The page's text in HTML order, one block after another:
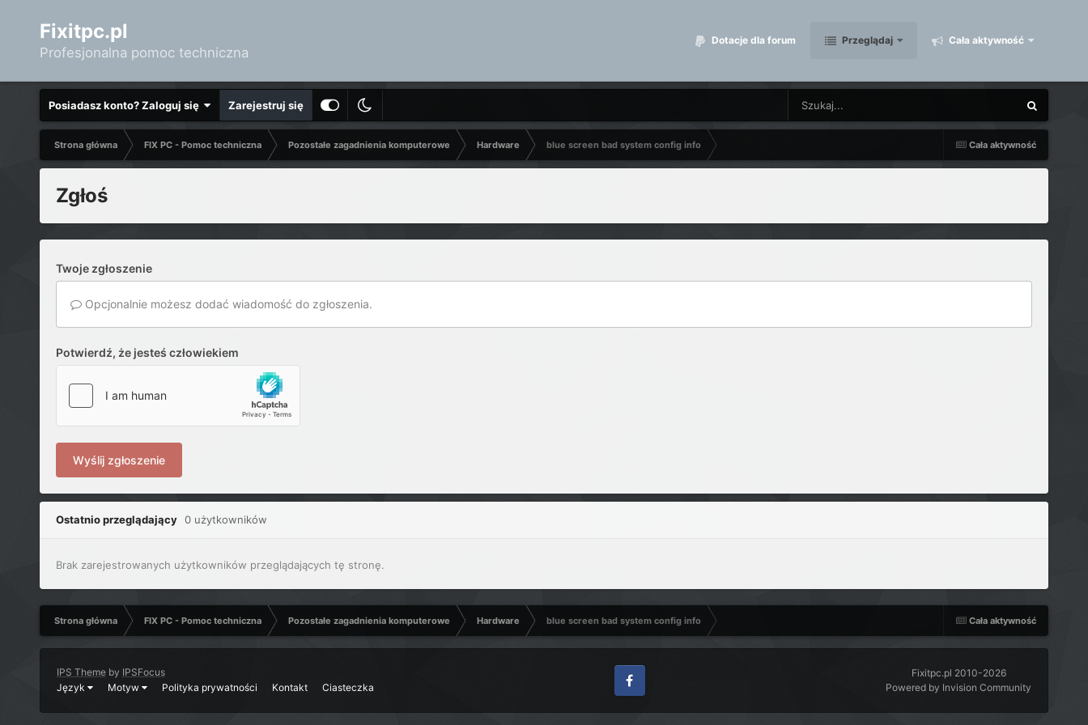
Fixitpc.pl
Profesjonalna pomoc techniczna
Dotacje dla forum Przeglądaj Cała aktywność
Posiadasz konto? Zaloguj się Zarejestruj się
Cała aktywność
Strona główna FIX PC - Pomoc techniczna Pozostałe zagadnienia komputerowe Hardware blue screen bad system config info
Zgłoś
Twoje zgłoszenie
Opcjonalnie możesz dodać wiadomość do zgłoszenia.
Potwierdź, że jesteś człowiekiem
Wyślij zgłoszenie
Ostatnio przeglądający 0 użytkowników
Brak zarejestrowanych użytkowników przeglądających tę stronę.
Cała aktywność
Strona główna FIX PC - Pomoc techniczna Pozostałe zagadnienia komputerowe Hardware blue screen bad system config info
IPS Themeby IPSFocus
Język
Motyw Polityka prywatności Kontakt Ciasteczka
Facebook
Fixitpc.pl 2010-2026
Powered by Invision Community